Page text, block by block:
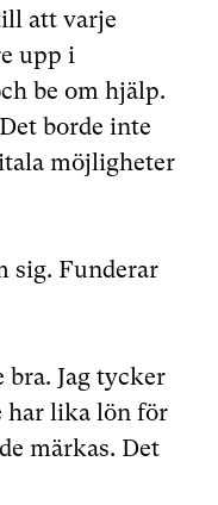
att varje
upp i
be om hjälp.
borde inte
möjligheter
sig. Funderar
bra. Jag tycker
har lika lön för
märkas. Det